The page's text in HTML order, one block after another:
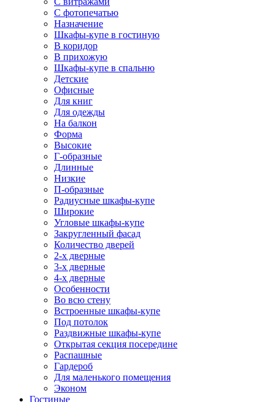
С фотопечатью
Назначение
Шкафы-купе в гостиную
В коридор
В прихожую
Шкафы-купе в спальню
Детские
Офисные
Для книг
Для одежды
На балкон
Форма
Высокие
Г-образные
Длинные
Низкие
П-образные
Радиусные шкафы-купе
Широкие
Угловые шкафы-купе
Закругленный фасад
Количество дверей
2-х дверные
3-х дверные
4-х дверные
Особенности
Во всю стену
Встроенные шкафы-купе
Под потолок
Раздвижные шкафы-купе
Открытая секция посередине
Распашные
Гардероб
Для маленького помещения
Эконом
Гостиные